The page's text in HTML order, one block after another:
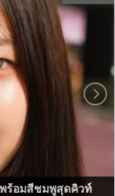
ร้อมสีชมพูสุดคิวท์